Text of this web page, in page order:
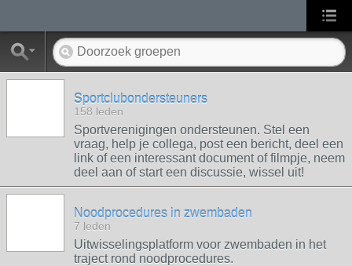
Sportclubondersteuners
158 leden
Sportverenigingen ondersteunen. Stel een
vraag, help je collega, post een bericht, deel een
link of een interessant document of filmpje, neem
deel aan of start een discussie, wissel uit!
Noodprocedures in zwembaden
7 leden
Uitwisselingsplatform voor zwembaden in het
traject rond noodprocedures.